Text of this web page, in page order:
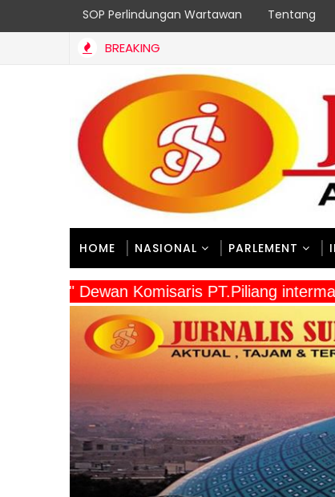
SOP Perlindungan Wartawan Tentang
BREAKING
di Dinas BMCKTR Sumbar untuk 18 Program Strategis
HOME NASIONAL PARLEMENT
" Dewan Komisaris PT.Piliang